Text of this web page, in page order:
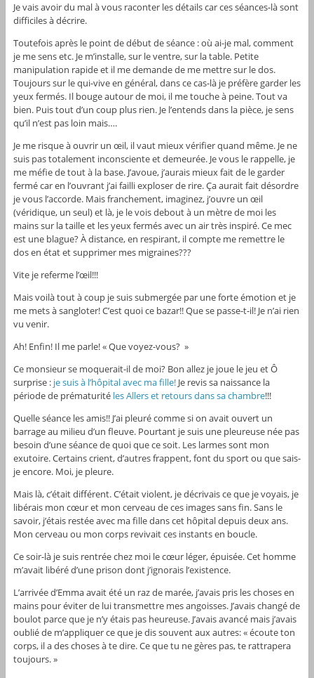
Je vais avoir du mal à vous raconter les détails car ces séances-là sont
difficiles à décrire.
Toutefois après le point de début de séance : où ai-je mal, comment
je me sens etc. Je m’installe, sur le ventre, sur la table. Petite
manipulation rapide et il me demande de me mettre sur le dos.
Toujours sur le qui-vive en général, dans ce cas-là je préfère garder les
yeux fermés. Il bouge autour de moi, il me touche à peine. Tout va
bien. Puis tout d’un coup plus rien. Je l’entends dans la pièce, je sens
qu’il n’est pas loin mais….
Je me risque à ouvrir un œil, il vaut mieux vérifier quand même. Je ne
suis pas totalement inconsciente et demeurée. Je vous le rappelle, je
me méfie de tout à la base. J’avoue, j’aurais mieux fait de le garder
fermé car en l’ouvrant j’ai failli exploser de rire. Ça aurait fait désordre
je vous l’accorde. Mais franchement, imaginez, j’ouvre un œil
(véridique, un seul) et là, je le vois debout à un mètre de moi les
mains sur la taille et les yeux fermés avec un air très inspiré. Ce mec
est une blague? À distance, en respirant, il compte me remettre le
dos en état et supprimer mes migraines???
Vite je referme l’œil!!!
Mais voilà tout à coup je suis submergée par une forte émotion et je
me mets à sangloter! C’est quoi ce bazar!! Que se passe-t-il! Je n’ai rien
vu venir.
Ah! Enfin! Il me parle! « Que voyez-vous? »
Ce monsieur se moquerait-il de moi? Bon allez je joue le jeu et Ô
surprise : je suis à l’hôpital avec ma fille!Je revis sa naissance la
période de prématurité les Allers et retours dans sa chambre!!!
Quelle séance les amis!! J’ai pleuré comme si on avait ouvert un
barrage au milieu d’un fleuve. Pourtant je suis une pleureuse née pas
besoin d’une séance de quoi que ce soit. Les larmes sont mon
exutoire. Certains crient, d’autres frappent, font du sport ou que sais-
je encore. Moi, je pleure.
Mais là, c’était différent. C’était violent, je décrivais ce que je voyais, je
libérais mon cœur et mon cerveau de ces images sans fin. Sans le
savoir, j’étais restée avec ma fille dans cet hôpital depuis deux ans.
Mon cerveau ou mon corps revivait ces instants en boucle.
Ce soir-là je suis rentrée chez moi le cœur léger, épuisée. Cet homme
m’avait libéré d’une prison dont j’ignorais l’existence.
L’arrivée d’Emma avait été un raz de marée, j’avais pris les choses en
mains pour éviter de lui transmettre mes angoisses. J’avais changé de
boulot parce que je n’y étais pas heureuse. J’avais avancé mais j’avais
oublié de m’appliquer ce que je dis souvent aux autres: « écoute ton
corps, il a des choses à te dire. Ce que tu ne gères pas, te rattrapera
toujours. »